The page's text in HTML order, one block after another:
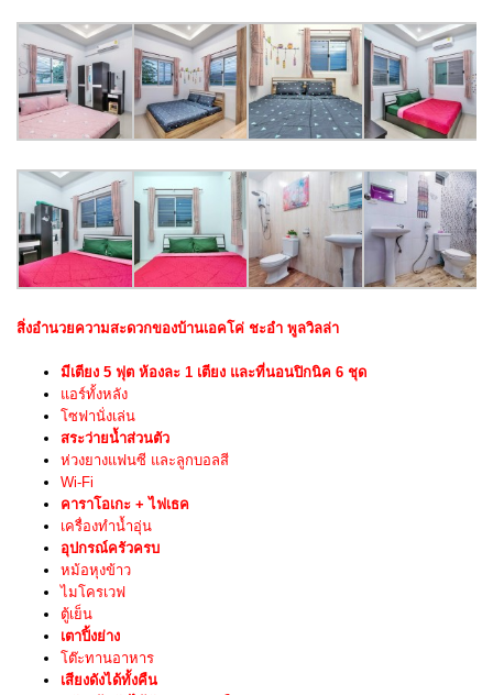
สิ่งอำนวยความสะดวกของบ้านเอคโค่ ชะอำ พูลวิลล่า
มีเตียง 5 ฟุต ห้องละ 1 เตียง และที่นอนปิกนิค 6 ชุด
แอร์ทั้งหลัง
โซฟานั่งเล่น
สระว่ายน้ำส่วนตัว
ห่วงยางแฟนซี และลูกบอลสี
Wi-Fi
คาราโอเกะ + ไฟเธค
เครื่องทำน้ำอุ่น
อุปกรณ์ครัวครบ
หม้อหุงข้าว
ไมโครเวฟ
ตู้เย็น
เตาปิ้งย่าง
โต๊ะทานอาหาร
เสียงดังได้ทั้งคืน